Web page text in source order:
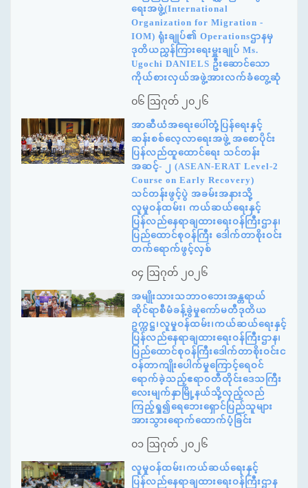
ရေးအဖွဲ့(International
Organization for Migration -
IOM) ရုံးချုပ်၏ Operationsဌာနမှ
ဒုတိယညွှန်ကြားရေးမှူးချုပ် Ms.
Ugochi DANIELS ဦးဆောင်သော
ကိုယ်စားလှယ်အဖွဲ့အားလက်ခံတွေ့ဆုံ
၀၆ ဩဂုတ် ၂၀၂၆
အာဆီယံအရေးပေါ်တုံ့ပြန်ရေးနှင့်
ဆန်းစစ်လေ့လာရေးအဖွဲ့ အစောပိုင်း
ပြန်လည်ထူထောင်ရေး သင်တန်း
အဆင့်- ၂ (ASEAN-ERAT Level-2
Course on Early Recovery)
သင်တန်းဖွင့်ပွဲ အခမ်းအနားသို့
လူမှုဝန်ထမ်း၊ ကယ်ဆယ်ရေးနှင့်
ပြန်လည်နေရာချထားရေးဝန်ကြီးဌာန၊
ပြည်ထောင်စုဝန်ကြီး ဒေါက်တာစိုးဝင်း
တက်ရောက်ဖွင့်လှစ်
၀၄ ဩဂုတ် ၂၀၂၆
အမျိုးသားသဘာဝဘေးအန္တရာယ်
ဆိုင်ရာစီမံခန့်ခွဲမှုကော်မတီဒုတိယ
ဥက္ကဋ္ဌ၊လူမှုဝန်ထမ်း၊ကယ်ဆယ်ရေးနှင့်
ပြန်လည်နေရာချထားရေးဝန်ကြီးဌာန၊
ပြည်ထောင်စုဝန်ကြီးဒေါက်တာစိုးဝင်းင
ဝန်တာကျိုးပေါက်မှုကြောင့်ရေဝင်
ရောက်ခဲ့သည့်ဧရာဝတီတိုင်းဒေသကြီး
လေးမျက်နှာမြို့နယ်သို့လှည့်လည်
ကြည့်ရှု၍ရေဘေးရှောင်ပြည်သူများ
အားသွားရောက်ထောက်ပံ့ခြင်း
၀၁ ဩဂုတ် ၂၀၂၆
လူမှုဝန်ထမ်း၊ကယ်ဆယ်ရေးနှင့်
ပြန်လည်နေရာချထားရေးဝန်ကြီးဌာန